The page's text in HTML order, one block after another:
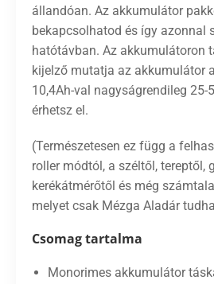
állandóan. Az akkumulátor
bekapcsolhatod és így azonnal
hatótávban. Az akkumulátoron
kijelző mutatja az akkumulátor
10,4Ah-val nagyságrendileg
érhetsz el.
(Természetesen ez függ a
roller módtól, a széltől, tereptől,
kerékátmérőtől és még
melyet csak Mézga Aladár
Csomag tartalma
Monorimes akkumulátor